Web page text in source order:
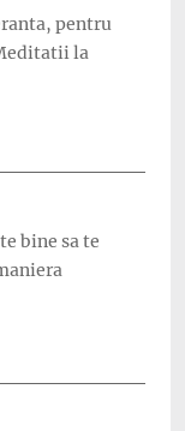
pentru
la
bine sa te